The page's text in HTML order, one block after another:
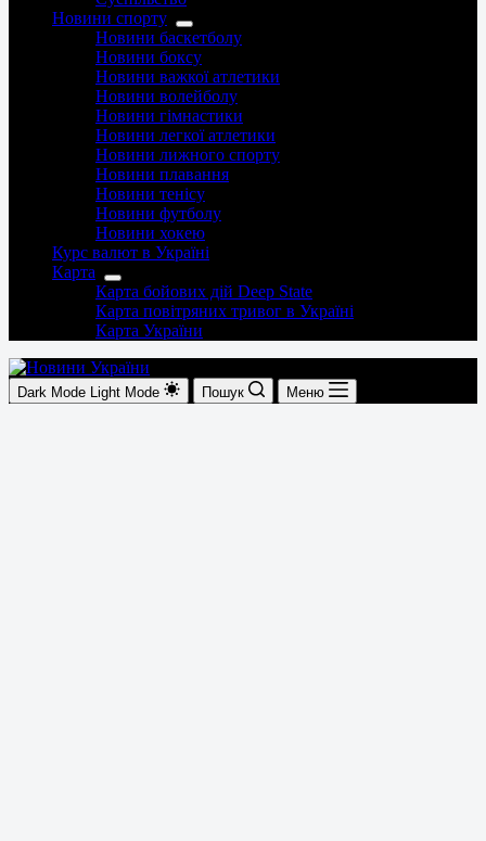
Новини спорту
Новини баскетболу
Новини боксу
Новини важкої атлетики
Новини волейболу
Новини гімнастики
Новини легкої атлетики
Новини лижного спорту
Новини плавання
Новини тенісу
Новини футболу
Новини хокею
Курс валют в Україні
Карта
Карта бойових дій Deep State
Карта повітряних тривог в Україні
Карта України
Dark Mode Light Mode Пошук Меню